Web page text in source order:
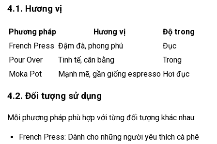
4.1. Hương vị
Phương pháp Hương vị
Độ trong
French Press Đậm đà, phong phú
Đục
Pour Over
Tinh tế, cân bằng
Trong
Moka Pot
Mạnh mẽ, gần giống espresso Hơi đục
4.2. Đối tượng sử dụng
Mỗi phương pháp phù hợp với từng đối tượng khác nhau:
French Press: Dành cho những người yêu thích cà phê